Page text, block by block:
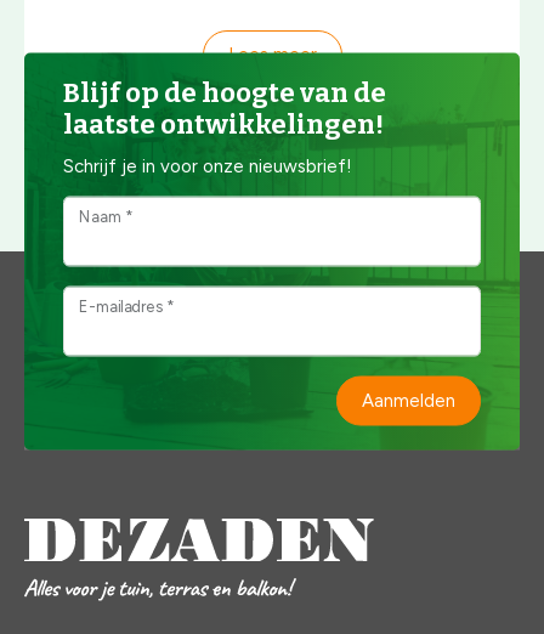
Lees meer
Bekijk al onze tips
Blijf op de hoogte van de
laatste ontwikkelingen!
Schrijf je in voor onze nieuwsbrief!
Naam *
E-mailadres *
Aanmelden